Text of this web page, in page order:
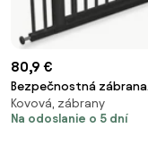
80,9 €
Bezpečnostná zábrana
Guardian 3.0 čierna
Kovová, zábrany
Na odoslanie o 5 dní